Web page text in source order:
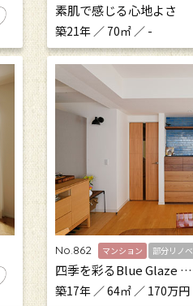
素肌で感じる心地よさ
築21年 ／ 70㎡ ／ -
No.862 マンション 部分リノベ
四季を彩るBlue Glaze …
築17年 ／ 64㎡ ／ 170万円